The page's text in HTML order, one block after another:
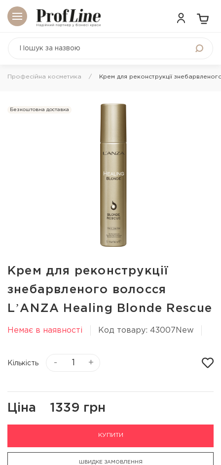
Професійна косметика Крем для реконструкції
Безкоштовна доставка
Крем для реконструкції
знебарвленого волосся
LʼANZA Healing Blonde Rescue
Немає в наявності Код товару: 43007New
Кількість - +
Ціна 1339 грн
КУПИТИ
ШВИДКЕ ЗАМОВЛЕННЯ